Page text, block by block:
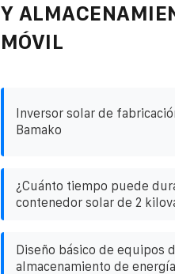
Y
MÓVIL
Inversor solar de
Bamako
¿Cuánto tiempo puede
contenedor solar de 2
Diseño básico de equipos
almacenamiento de